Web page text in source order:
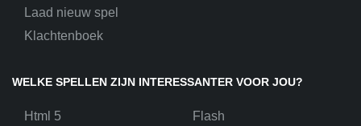
Laad nieuw spel
Klachtenboek
WELKE SPELLEN ZIJN INTERESSANTER VOOR JOU?
Html 5
Flash